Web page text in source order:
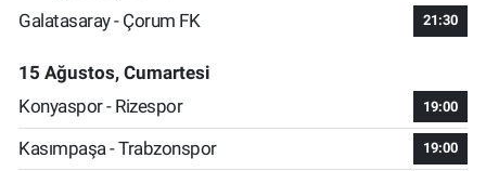
Galatasaray - Çorum FK
21:30
15 Ağustos, Cumartesi
Konyaspor - Rizespor
19:00
Kasımpaşa - Trabzonspor 19:00